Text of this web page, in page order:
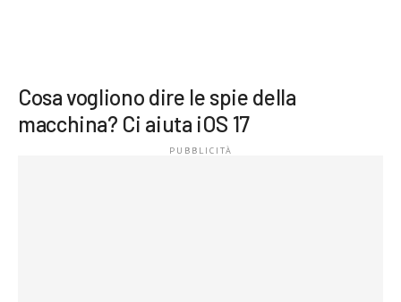
Cosa vogliono dire le spie della
macchina? Ci aiuta iOS 17